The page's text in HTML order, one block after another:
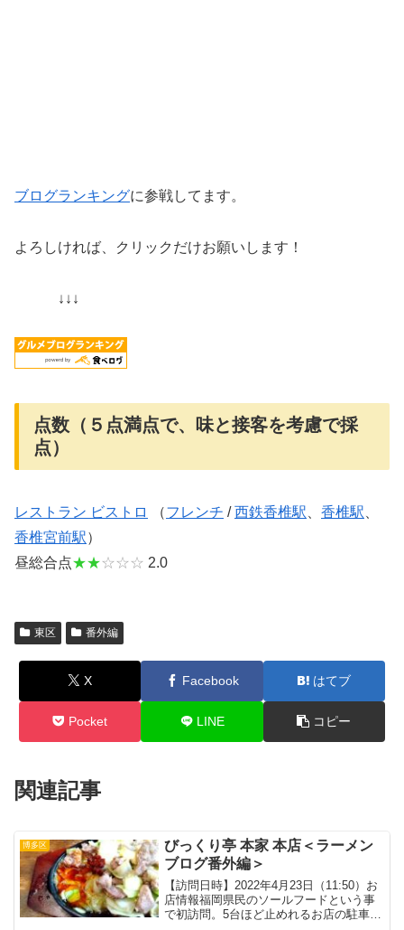
ブログランキングに参戦してます。
よろしければ、クリックだけお願いします！
↓↓↓
点数（５点満点で、味と接客を考慮で採
点）
レストラン ビストロ （フレンチ /西鉄香椎駅 香椎駅
香椎宮前駅）
昼総合点★★☆☆☆ 2.0
東区 番外編
X Facebook はてブ
Pocket LINE コピー
関連記事
博多区
びっくり亭 本家 本店＜ラーメン
ブログ番外編＞
【訪問日時】2022年4月23日（11:50）お
店情報福岡県民のソールフードという事
で初訪問。5台ほど止めれるお店の駐車場